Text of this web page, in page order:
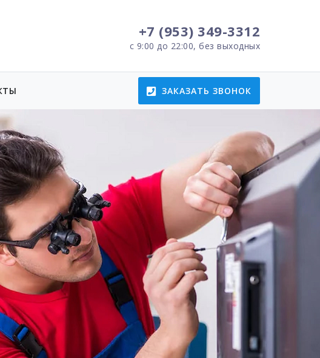
+7 (953) 349-3312
с 9:00 до 22:00, без выходных
ЗАКАЗАТЬ ЗВОНОК